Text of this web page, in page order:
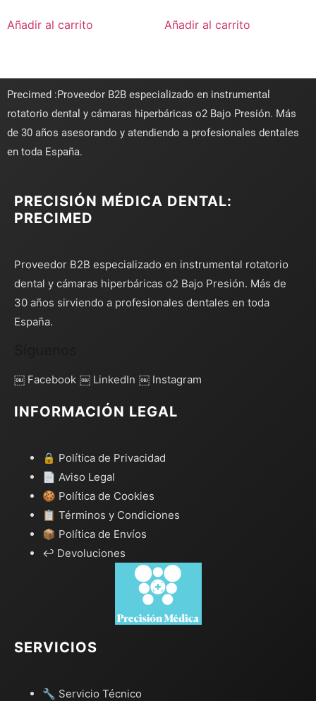
Añadir al carrito Añadir al carrito
Precimed :Proveedor B2B especializado en instrumental
rotatorio dental y cámaras hiperbáricas o2 Bajo Presión. Más
de 30 años asesorando y atendiendo a profesionales dentales
en toda España.
PRECISIÓN MÉDICA DENTAL:
PRECIMED
Proveedor B2B especializado en instrumental rotatorio
dental y cámaras hiperbáricas o2 Bajo Presión. Más de
30 años sirviendo a profesionales dentales en toda
España.
￼ Facebook ￼ LinkedIn ￼ Instagram
INFORMACIÓN LEGAL
🔒 Política de Privacidad
📄 Aviso Legal
🍪 Política de Cookies
📋 Términos y Condiciones
📦 Política de Envíos
↩️ Devoluciones
SERVICIOS
🔧 Servicio Técnico